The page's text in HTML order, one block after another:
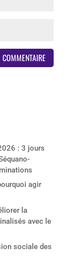
: 3 jours
agir
la
avec le
sociale des